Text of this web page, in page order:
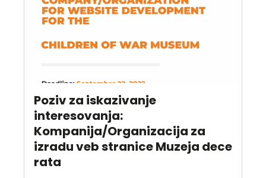
Poziv za iskazivanje
interesovanja:
Kompanija/Organizacija za
izradu veb stranice Muzeja dece
rata